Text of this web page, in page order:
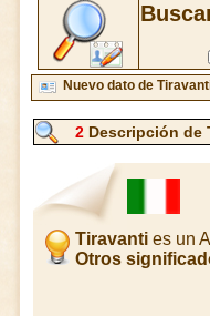
Nuevo dato de
2Descripción de
Tiravanti es un
Otros